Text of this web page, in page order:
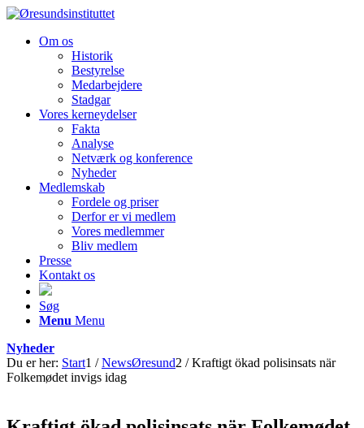
Om os
Historik
Bestyrelse
Medarbejdere
Stadgar
Vores kerneydelser
Fakta
Analyse
Netværk og konference
Nyheder
Medlemskab
Fordele og priser
Derfor er vi medlem
Vores medlemmer
Bliv medlem
Presse
Kontakt os
Søg
Menu Menu
Nyheder
Du er her: Start1 / NewsØresund2 / Kraftigt ökad polisinsats när
Folkemødet invigs idag